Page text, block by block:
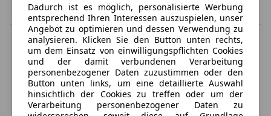
MwSt. ausweisbar
Herstellerangabe für Neufahrzeuge. Je nach Kilometerstand,
Fahrverhalten, Batteriealter und Ladeverhalten kann die elektrische
Reichweite bei Gebrauchtwagen deutlich abweichen.
Startseite
Dadurch ist es möglich, personalisierte Werbung
entsprechend Ihren Interessen auszuspielen, unser
Angebot zu optimieren und dessen Verwendung zu
analysieren. Klicken Sie den Button unten rechts,
um dem Einsatz von einwilligungspflichten Cookies
und der damit verbundenen Verarbeitung
personenbezogener Daten zuzustimmen oder den
Button unten links, um eine detaillierte Auswahl
hinsichtlich der Cookies zu treffen oder um der
Verarbeitung personenbezogener Daten zu